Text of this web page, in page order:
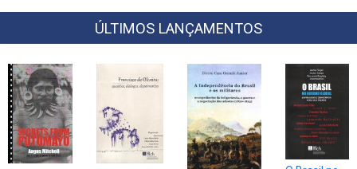
ÚLTIMOS LANÇAMENTOS